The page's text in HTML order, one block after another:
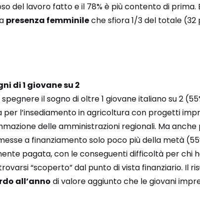
del lavoro fatto e il 78% è più contento di prima.
presenza femminileche sfiora 1/3 del totale
di 1 giovane su 2
il sogno di oltre 1 giovane italiano su 2
l’insediamento in agricoltura con progetti
delle amministrazioni regionali. Ma
a finanziamento solo poco più della metà
pagata, con le conseguenti difficoltà per chi
“scoperto” dal punto di vista finanziario. Il
all’anno di valore aggiunto che le giovani